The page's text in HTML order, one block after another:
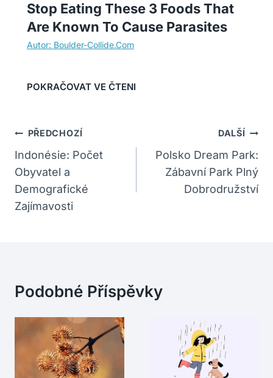
Stop Eating These 3 Foods That
Are Known To Cause Parasites
Navigace
Pro
Příspěvek
PŘEDCHOZÍ
Indonésie: Počet
Obyvatel a
Demografické
Zajímavosti
DALŠÍ
Polsko Dream Park:
Zábavní Park Plný
Dobrodružství
Podobné Příspěvky